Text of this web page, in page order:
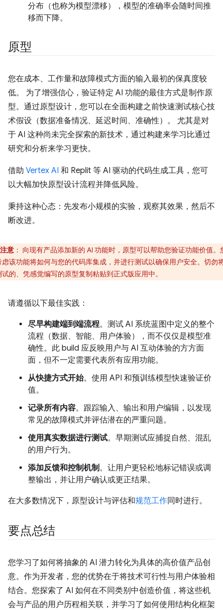
分布（也称为模型漂移），模型的准确率会随时间推
移而下降。
原型
您在成本、工作量和故障模式方面的输入最初的保真度较
低。 为了增强信心，验证特定 AI 功能的最佳方式是制作原
型。通过原型设计，您可以在全面构建之前快速测试核心技
术假设（数据准备情况、延迟时间、准确性）。 尤其是对
于 AI 这种尚未完全探索的新技术，通过构建来学习比通过
研究和分析来学习更快。
借助 Vertex AI 和 Replit 等 AI 驱动的代码生成工具，您可
以大幅加快原型设计流程并降低风险。
秉持这种心态：先发布小规模的实验，观察其效果，然后不
断改进。
注意 ： 向现有产品添加新的 AI 功能时，原型可以帮助您验证功能价值。
虑该功能将如何与您的代码库集成，并进行测试以确保用户安全。切勿
的、凭感觉编写的原型复制粘贴到正式版应用中。
请遵循以下最佳实践：
尽早构建端到端流程。测试 AI 系统蓝图中定义的整个
流程（数据、智能、用户体验），而不仅仅是模型准
确性。此 build 应反映用户与 AI 互动体验的方方面
面，但不一定需要代表所有应用功能。
从快捷方式开始。使用 API 和预训练模型快速验证价
值。
记录所有内容。跟踪输入、输出和用户编辑，以发现
常见的故障模式并评估潜在的严重问题。
使用真实数据进行测试。早期测试应捕捉自然、混乱
的用户行为。
添加反馈和控制机制。让用户更轻松地标记错误或调
整输出，并让用户确认或更正结果。
在大多数情况下，原型设计与评估和规范工作同时进行。
要点总结
您学习了如何将抽象的 AI 潜力转化为具体的高价值产品创
意。作为开发者，您的优势在于将技术可行性与用户体验相
结合。您探索了 AI 如何在不同类别中创造价值，将这些机
会与产品的用户历程相关联，并学习了如何使用结构化框架